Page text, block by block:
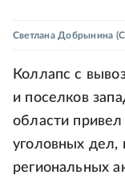
Светлана Добрынина
Коллапс с
и поселков
области
уголовных дел,
региональных